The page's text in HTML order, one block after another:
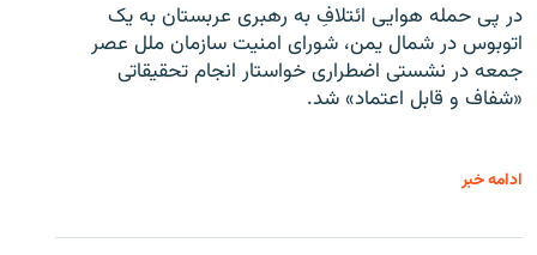
در پی حمله هوایی ائتلافِ به رهبری عربستان به یک
اتوبوس در شمال یمن، شورای امنیت سازمان ملل عصر
جمعه در نشستی اضطراری خواستار انجام تحقیقاتی
«شفاف و قابل اعتماد» شد.
ادامه خبر